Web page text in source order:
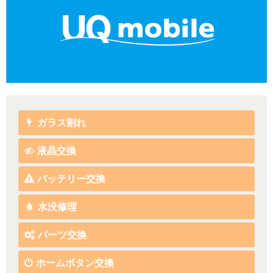
ガラス割れ
液晶交換
バッテリー交換
水没修理
パーツ交換
ホームボタン交換